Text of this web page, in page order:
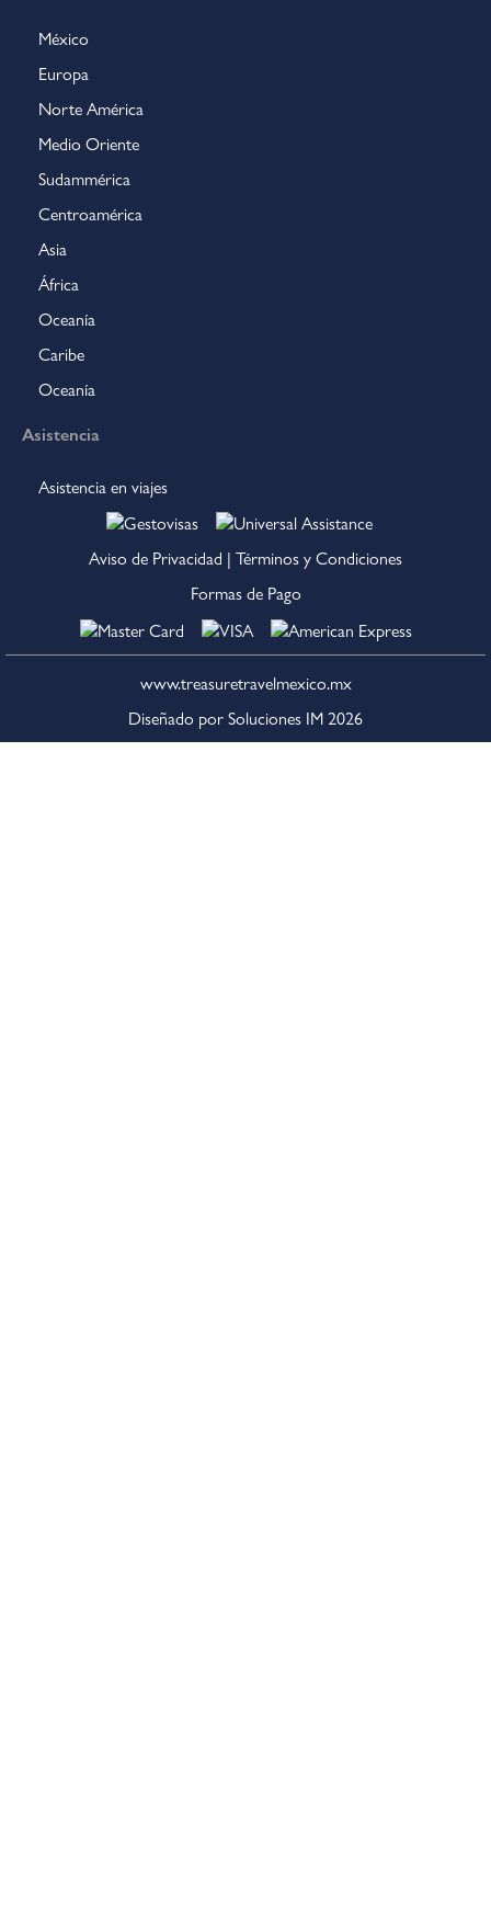
México
Europa
Norte América
Medio Oriente
Sudammérica
Centroamérica
Asia
África
Oceanía
Caribe
Oceanía
Asistencia
Asistencia en viajes
Aviso de Privacidad | Términos y Condiciones
Formas de Pago
www.treasuretravelmexico.mx
Diseñado por Soluciones IM 2026